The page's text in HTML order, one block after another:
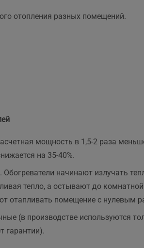
неодмінно звертатись
отопления разных помещений.
мощность в 1,5-2 раза
на 35-40%.
начинают излучать
тепло, а остывают до
отапливать помещение с нулевым
(в производстве используются
гарантии).